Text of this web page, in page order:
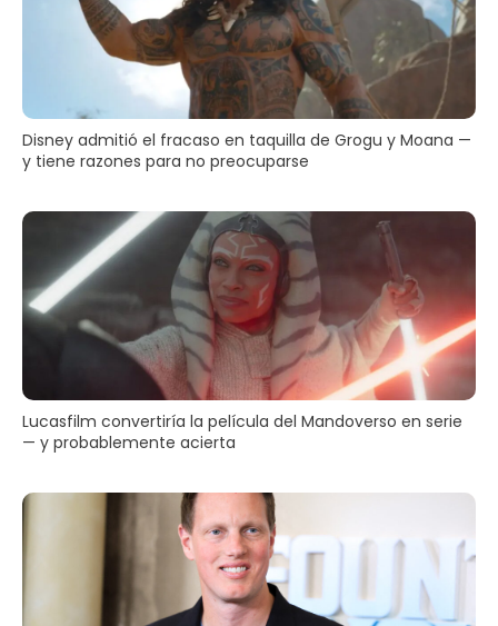
Disney admitió el fracaso en taquilla de Grogu y Moana —
y tiene razones para no preocuparse
Lucasfilm convertiría la película del Mandoverso en serie
— y probablemente acierta